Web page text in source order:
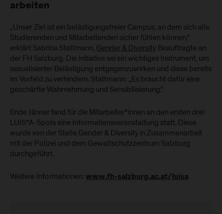
arbeiten
„Unser Ziel ist ein belästigungsfreier Campus, an dem sich alle
Studierenden und Mitarbeitenden sicher fühlen können,“
erklärt Sabrina Stattmann, Gender & Diversity Beauftragte an
der FH Salzburg. Die Initiative sei ein wichtiges Instrument, um
sexualisierter Belästigung entgegenzuwirken und diese bereits
im Vorfeld zu verhindern. Stattmann: „Es braucht dafür eine
geschärfte Wahrnehmung und Sensibilisierung.“
Ende Jänner fand für die Mitarbeiter*innen an den ersten drei
LUIS*A-Spots eine Informationsveranstaltung statt. Diese
wurde von der Stelle Gender & Diversity in Zusammenarbeit
mit der Polizei und dem Gewaltschutzzentrum Salzburg
durchgeführt.
Weitere Informationen: www.fh-salzburg.ac.at/luisa